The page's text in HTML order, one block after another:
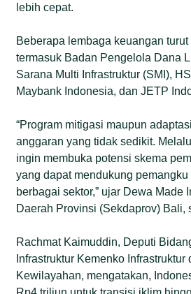
lebih cepat.
Beberapa lembaga keuangan
termasuk Badan Pengelola Dana
Sarana Multi Infrastruktur (SMI),
Maybank Indonesia, dan JETP
“Program mitigasi maupun
anggaran yang tidak sedikit.
ingin membuka potensi skema
yang dapat mendukung
berbagai sektor,” ujar Dewa Made
Daerah Provinsi (Sekdaprov) Bali,
Rachmat Kaimuddin, Deputi
Infrastruktur Kemenko
Kewilayahan, mengatakan,